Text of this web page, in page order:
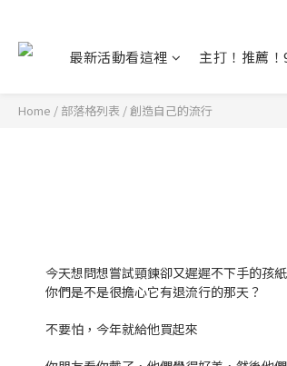
最新活動看這裡 主打！推薦
Home / 部落格列表 /創造自己的流行
今天想問想嘗試頸鍊卻又遲遲不下手的孩紙
你們是不是很擔心它有退流行的那天？
不要怕，今年就給他買起來